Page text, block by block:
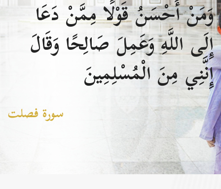
وَمَنْ أَحْسَنُ قَوْلًا مِمَّنْ دَعَا
إِلَى اللَّهِ وَعَمِلَ صَالِحًا وَقَالَ
إِنَّنِي مِنَ الْمُسْلِمِينَ
سورة فصلت